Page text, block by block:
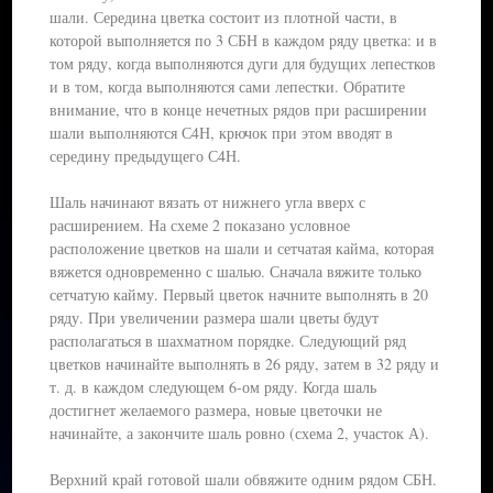
шали. Середина цветка состоит из плотной части, в
которой выполняется по 3 СБН в каждом ряду цветка: и в
том ряду, когда выполняются дуги для будущих лепестков
и в том, когда выполняются сами лепестки. Обратите
внимание, что в конце нечетных рядов при расширении
шали выполняются С4Н, крючок при этом вводят в
середину предыдущего С4Н.
Шаль начинают вязать от нижнего угла вверх с
расширением. На схеме 2 показано условное
расположение цветков на шали и сетчатая кайма, которая
вяжется одновременно с шалью. Сначала вяжите только
сетчатую кайму. Первый цветок начните выполнять в 20
ряду. При увеличении размера шали цветы будут
располагаться в шахматном порядке. Следующий ряд
цветков начинайте выполнять в 26 ряду, затем в 32 ряду и
т. д. в каждом следующем 6-ом ряду. Когда шаль
достигнет желаемого размера, новые цветочки не
начинайте, а закончите шаль ровно (схема 2, участок А).
Верхний край готовой шали обвяжите одним рядом СБН.